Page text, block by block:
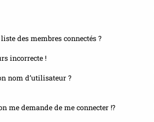
des membres connectés ?
incorrecte !
nom d’utilisateur ?
me demande de me connecter !?